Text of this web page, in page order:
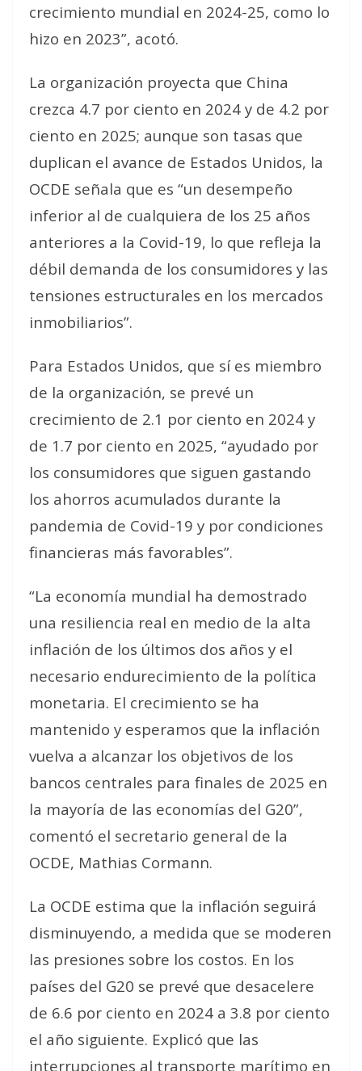
crecimiento mundial en 2024-25, como lo
hizo en 2023”, acotó.
La organización proyecta que China
crezca 4.7 por ciento en 2024 y de 4.2 por
ciento en 2025; aunque son tasas que
duplican el avance de Estados Unidos, la
OCDE señala que es “un desempeño
inferior al de cualquiera de los 25 años
anteriores a la Covid-19, lo que refleja la
débil demanda de los consumidores y las
tensiones estructurales en los mercados
inmobiliarios”.
Para Estados Unidos, que sí es miembro
de la organización, se prevé un
crecimiento de 2.1 por ciento en 2024 y
de 1.7 por ciento en 2025, “ayudado por
los consumidores que siguen gastando
los ahorros acumulados durante la
pandemia de Covid-19 y por condiciones
financieras más favorables”.
“La economía mundial ha demostrado
una resiliencia real en medio de la alta
inflación de los últimos dos años y el
necesario endurecimiento de la política
monetaria. El crecimiento se ha
mantenido y esperamos que la inflación
vuelva a alcanzar los objetivos de los
bancos centrales para finales de 2025 en
la mayoría de las economías del G20”,
comentó el secretario general de la
OCDE, Mathias Cormann.
La OCDE estima que la inflación seguirá
disminuyendo, a medida que se moderen
las presiones sobre los costos. En los
países del G20 se prevé que desacelere
de 6.6 por ciento en 2024 a 3.8 por ciento
el año siguiente. Explicó que las
interrupciones al transporte marítimo en